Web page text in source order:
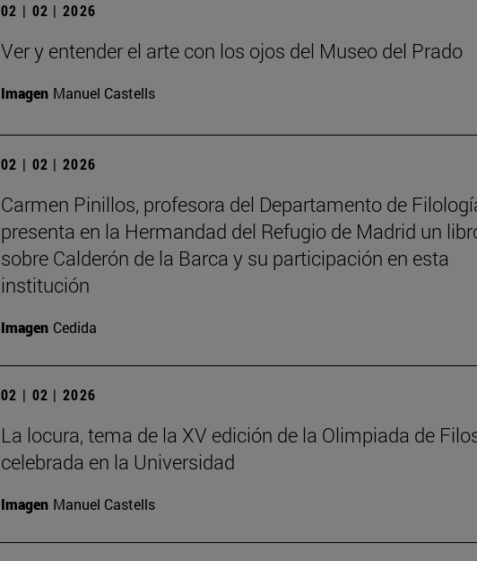
02 | 02 | 2026
Ver y entender el arte con los ojos del Museo del Prado
Imagen Manuel Castells
02 | 02 | 2026
Carmen Pinillos, profesora del Departamento de
presenta en la Hermandad del Refugio de Madrid un
sobre Calderón de la Barca y su participación en esta
institución
Imagen Cedida
02 | 02 | 2026
La locura, tema de la XV edición de la Olimpiada de
celebrada en la Universidad
Imagen Manuel Castells